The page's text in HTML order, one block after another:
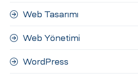
Web Tasarımı
Web Yönetimi
WordPress